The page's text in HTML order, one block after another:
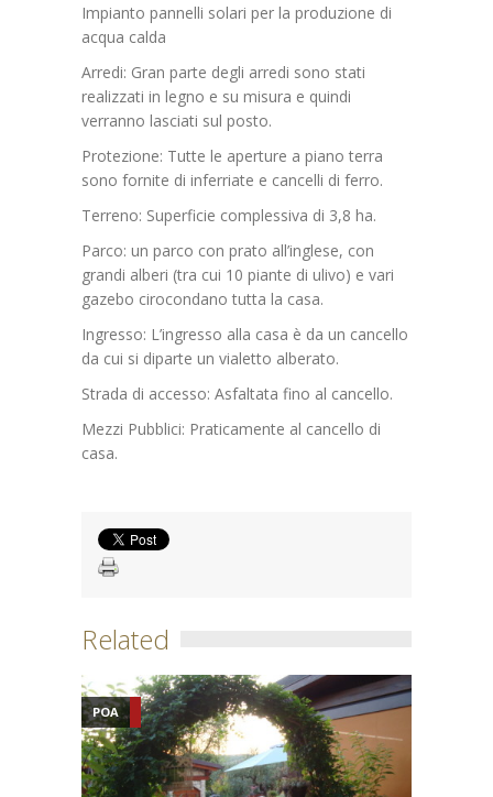
Impianto pannelli solari per la produzione di
acqua calda
Arredi: Gran parte degli arredi sono stati
realizzati in legno e su misura e quindi
verranno lasciati sul posto.
Protezione: Tutte le aperture a piano terra
sono fornite di inferriate e cancelli di ferro.
Terreno: Superficie complessiva di 3,8 ha.
Parco: un parco con prato all’inglese, con
grandi alberi (tra cui 10 piante di ulivo) e vari
gazebo cirocondano tutta la casa.
Ingresso: L’ingresso alla casa è da un cancello
da cui si diparte un vialetto alberato.
Strada di accesso: Asfaltata fino al cancello.
Mezzi Pubblici: Praticamente al cancello di
casa.
Related
POA